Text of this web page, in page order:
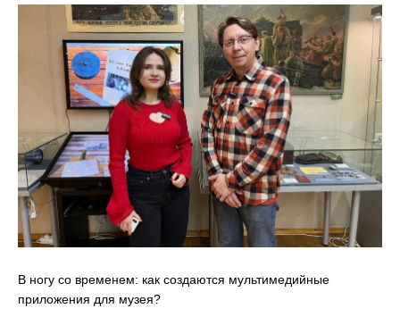
В ногу со временем: как создаются мультимедийные
приложения для музея?